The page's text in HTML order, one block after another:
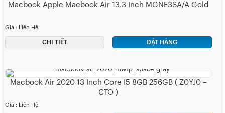
Macbook Apple Macbook Air 13.3 Inch MGNE3SA/A Gold
Giá : Liên Hệ
CHI TIẾT ĐẶT HÀNG
Macbook Air 2020 13 Inch Core I5 8GB 256GB ( Z0YJ0 –
CTO )
Giá : Liên Hệ